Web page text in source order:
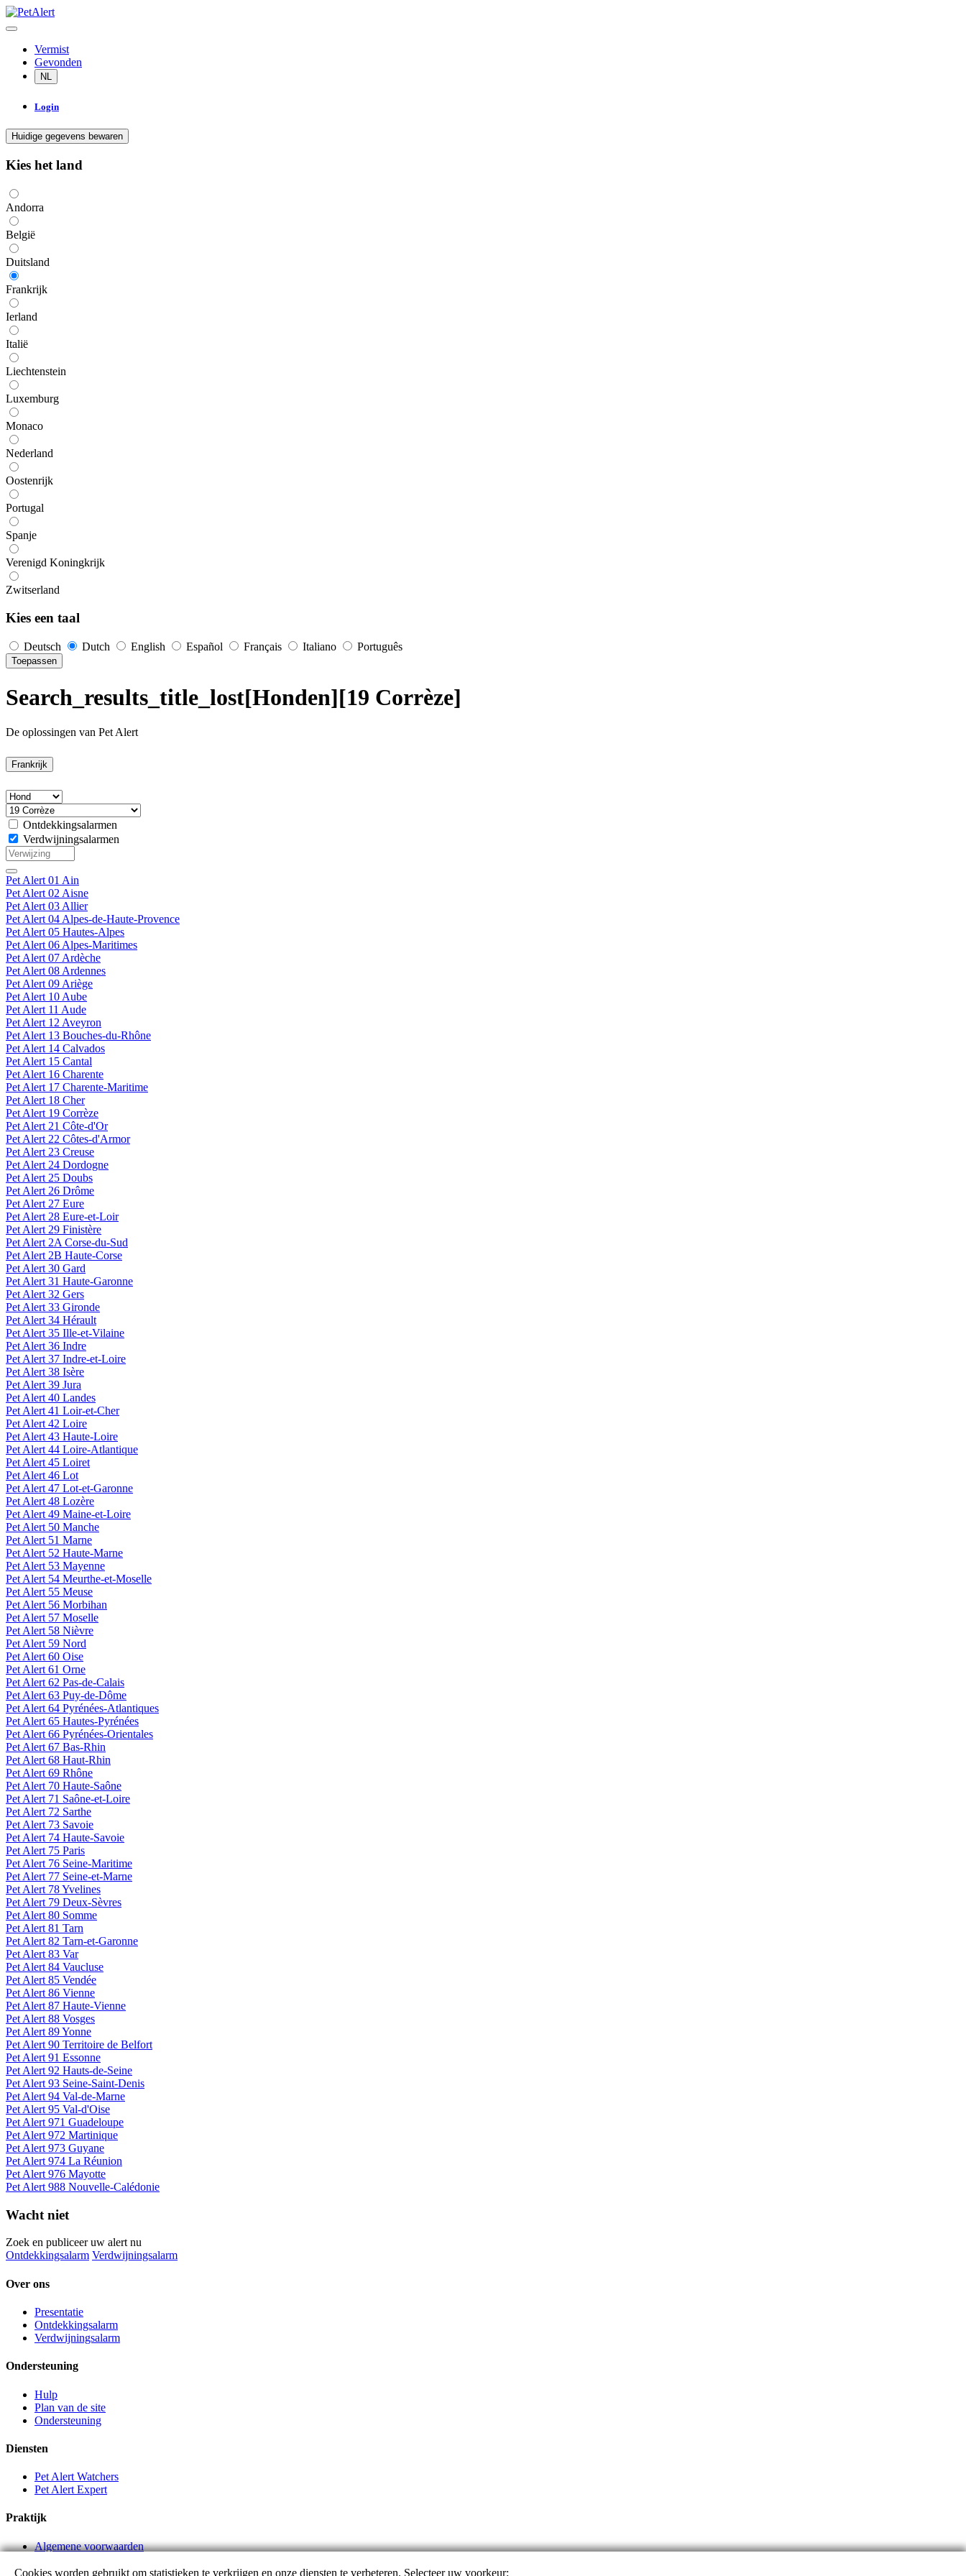
Vermist
Gevonden
NL
Login
Huidige gegevens bewaren
Kies het land
Andorra
België
Duitsland
Frankrijk
Ierland
Italië
Liechtenstein
Luxemburg
Monaco
Nederland
Oostenrijk
Portugal
Spanje
Verenigd Koningkrijk
Zwitserland
Kies een taal
Deutsch Dutch English Español Français Italiano Português
Toepassen
Search_results_title_lost[Honden][19 Corrèze]
De oplossingen van Pet Alert
Frankrijk
Ontdekkingsalarmen
Verdwijningsalarmen
Pet Alert 01 Ain
Pet Alert 02 Aisne
Pet Alert 03 Allier
Pet Alert 04 Alpes-de-Haute-Provence
Pet Alert 05 Hautes-Alpes
Pet Alert 06 Alpes-Maritimes
Pet Alert 07 Ardèche
Pet Alert 08 Ardennes
Pet Alert 09 Ariège
Pet Alert 10 Aube
Pet Alert 11 Aude
Pet Alert 12 Aveyron
Pet Alert 13 Bouches-du-Rhône
Pet Alert 14 Calvados
Pet Alert 15 Cantal
Pet Alert 16 Charente
Pet Alert 17 Charente-Maritime
Pet Alert 18 Cher
Pet Alert 19 Corrèze
Pet Alert 21 Côte-d'Or
Pet Alert 22 Côtes-d'Armor
Pet Alert 23 Creuse
Pet Alert 24 Dordogne
Pet Alert 25 Doubs
Pet Alert 26 Drôme
Pet Alert 27 Eure
Pet Alert 28 Eure-et-Loir
Pet Alert 29 Finistère
Pet Alert 2A Corse-du-Sud
Pet Alert 2B Haute-Corse
Pet Alert 30 Gard
Pet Alert 31 Haute-Garonne
Pet Alert 32 Gers
Pet Alert 33 Gironde
Pet Alert 34 Hérault
Pet Alert 35 Ille-et-Vilaine
Pet Alert 36 Indre
Pet Alert 37 Indre-et-Loire
Pet Alert 38 Isère
Pet Alert 39 Jura
Pet Alert 40 Landes
Pet Alert 41 Loir-et-Cher
Pet Alert 42 Loire
Pet Alert 43 Haute-Loire
Pet Alert 44 Loire-Atlantique
Pet Alert 45 Loiret
Pet Alert 46 Lot
Pet Alert 47 Lot-et-Garonne
Pet Alert 48 Lozère
Pet Alert 49 Maine-et-Loire
Pet Alert 50 Manche
Pet Alert 51 Marne
Pet Alert 52 Haute-Marne
Pet Alert 53 Mayenne
Pet Alert 54 Meurthe-et-Moselle
Pet Alert 55 Meuse
Pet Alert 56 Morbihan
Pet Alert 57 Moselle
Pet Alert 58 Nièvre
Pet Alert 59 Nord
Pet Alert 60 Oise
Pet Alert 61 Orne
Pet Alert 62 Pas-de-Calais
Pet Alert 63 Puy-de-Dôme
Pet Alert 64 Pyrénées-Atlantiques
Pet Alert 65 Hautes-Pyrénées
Pet Alert 66 Pyrénées-Orientales
Pet Alert 67 Bas-Rhin
Pet Alert 68 Haut-Rhin
Pet Alert 69 Rhône
Pet Alert 70 Haute-Saône
Pet Alert 71 Saône-et-Loire
Pet Alert 72 Sarthe
Pet Alert 73 Savoie
Pet Alert 74 Haute-Savoie
Pet Alert 75 Paris
Pet Alert 76 Seine-Maritime
Pet Alert 77 Seine-et-Marne
Pet Alert 78 Yvelines
Pet Alert 79 Deux-Sèvres
Pet Alert 80 Somme
Pet Alert 81 Tarn
Pet Alert 82 Tarn-et-Garonne
Pet Alert 83 Var
Pet Alert 84 Vaucluse
Pet Alert 85 Vendée
Pet Alert 86 Vienne
Pet Alert 87 Haute-Vienne
Pet Alert 88 Vosges
Pet Alert 89 Yonne
Pet Alert 90 Territoire de Belfort
Pet Alert 91 Essonne
Pet Alert 92 Hauts-de-Seine
Pet Alert 93 Seine-Saint-Denis
Pet Alert 94 Val-de-Marne
Pet Alert 95 Val-d'Oise
Pet Alert 971 Guadeloupe
Pet Alert 972 Martinique
Pet Alert 973 Guyane
Pet Alert 974 La Réunion
Pet Alert 976 Mayotte
Pet Alert 988 Nouvelle-Calédonie
Wacht niet
Zoek en publiceer uw alert nu
Ontdekkingsalarm Verdwijningsalarm
Over ons
Presentatie
Ontdekkingsalarm
Verdwijningsalarm
Ondersteuning
Hulp
Plan van de site
Ondersteuning
Diensten
Pet Alert Watchers
Pet Alert Expert
Praktijk
Algemene voorwaarden
Cookies worden gebruikt om statistieken te verkrijgen en onze diensten te verbeteren. Selecteer uw voorkeur: